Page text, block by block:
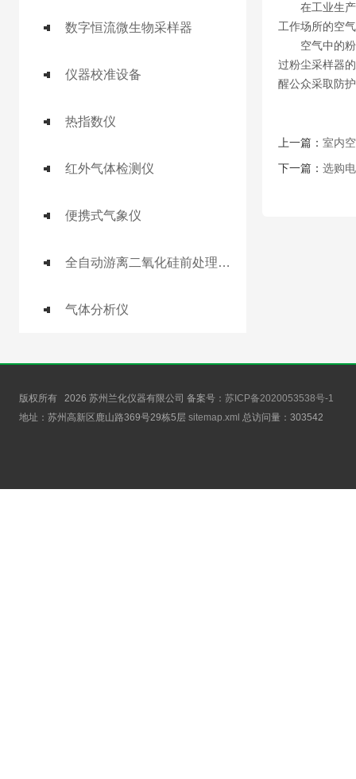
数字恒流微生物采样器
仪器校准设备
热指数仪
红外气体检测仪
便携式气象仪
全自动游离二氧化硅前处理工作站
气体分析仪
在工业生产
工作场所的空
空气中的粉
过粉尘采样器
醒公众采取防
上一篇： 室内
下一篇： 选购
版权所有 2026 苏州兰化仪器有限公司 备案号： 苏ICP备2020053538号-1
地址：苏州高新区鹿山路369号29栋5层 sitemap.xml 总访问量： 303542